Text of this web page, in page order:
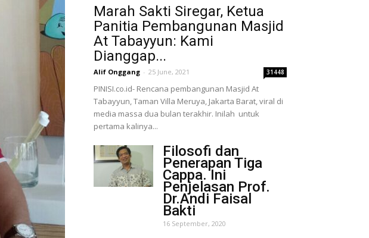
Marah Sakti Siregar, Ketua
Panitia Pembangunan Masjid
At Tabayyun: Kami
Dianggap...
Alif Onggang - 25 June, 2021 31448
PINISI.co.id- Rencana pembangunan Masjid At
Tabayyun, Taman Villa Meruya, Jakarta Barat, viral di
media massa dua bulan terakhir. Inilah untuk
pertama kalinya...
Filosofi dan
Penerapan Tiga
Cappa. Ini
Penjelasan Prof.
Dr.Andi Faisal
Bakti
16 September, 2020